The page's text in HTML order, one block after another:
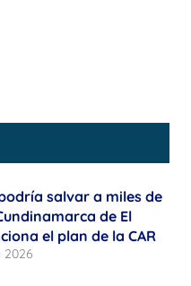
salvar a miles de
de El
el plan de la CAR
2026